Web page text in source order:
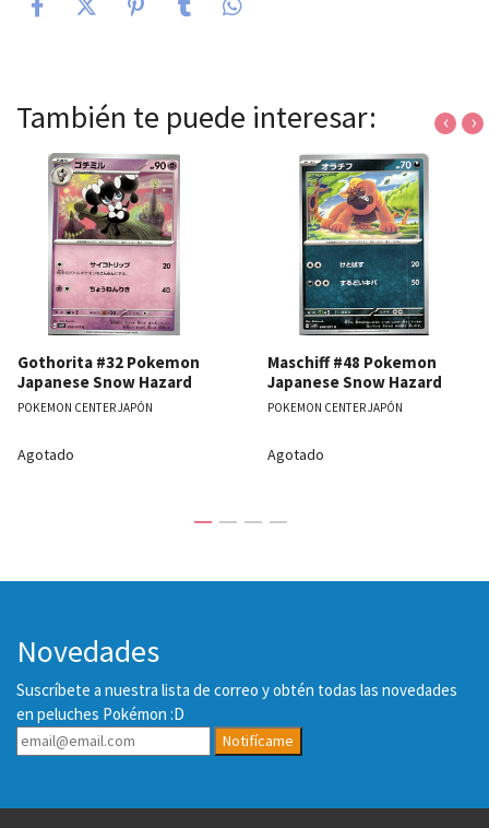
También te puede interesar:
Gothorita #32 Pokemon
Japanese Snow Hazard
POKEMON CENTER JAPÓN
Agotado
Maschiff #48 Pokemon
Japanese Snow Hazard
POKEMON CENTER JAPÓN
Agotado
‹ ›
Novedades
Suscríbete a nuestra lista de correo y obtén todas las novedades
en peluches Pokémon :D
Notifícame